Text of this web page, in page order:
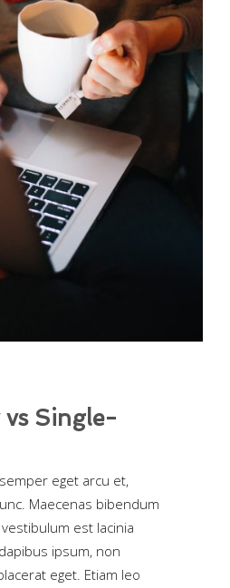
Single-
eget arcu et,
Maecenas bibendum
est lacinia
ipsum, non
eget. Etiam leo